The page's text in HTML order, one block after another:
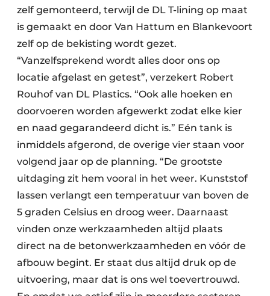
zelf gemonteerd, terwijl de DL T-lining op maat
is gemaakt en door Van Hattum en Blankevoort
zelf op de bekisting wordt gezet.
“Vanzelfsprekend wordt alles door ons op
locatie afgelast en getest”, verzekert Robert
Rouhof van DL Plastics. “Ook alle hoeken en
doorvoeren worden afgewerkt zodat elke kier
en naad gegarandeerd dicht is.” Eén tank is
inmiddels afgerond, de overige vier staan voor
volgend jaar op de planning. “De grootste
uitdaging zit hem vooral in het weer. Kunststof
lassen verlangt een temperatuur van boven de
5 graden Celsius en droog weer. Daarnaast
vinden onze werkzaamheden altijd plaats
direct na de betonwerkzaamheden en vóór de
afbouw begint. Er staat dus altijd druk op de
uitvoering, maar dat is ons wel toevertrouwd.